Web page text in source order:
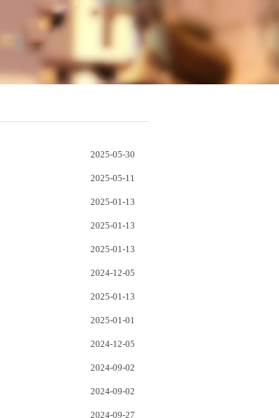
2025-05-30
2025-05-11
2025-01-13
2025-01-13
2025-01-13
2024-12-05
2025-01-13
2025-01-01
2024-12-05
2024-09-02
2024-09-02
2024-09-27